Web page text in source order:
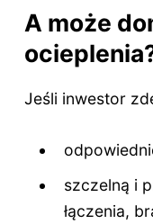
A może
Jeśli inwestor
szczelną i
łączenia,